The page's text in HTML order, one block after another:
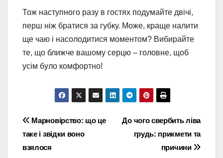
Тож наступного разу в гостях подумайте двічі,
перш ніж братися за губку. Може, краще налити
ще чаю і насолодитися моментом? Вибирайте
те, що ближче вашому серцю – головне, щоб
усім було комфортно!
Навігація
записів
До чого свербить ліва
грудь: прикмети та
причини
Марновірство: що це
таке і звідки воно
взялося